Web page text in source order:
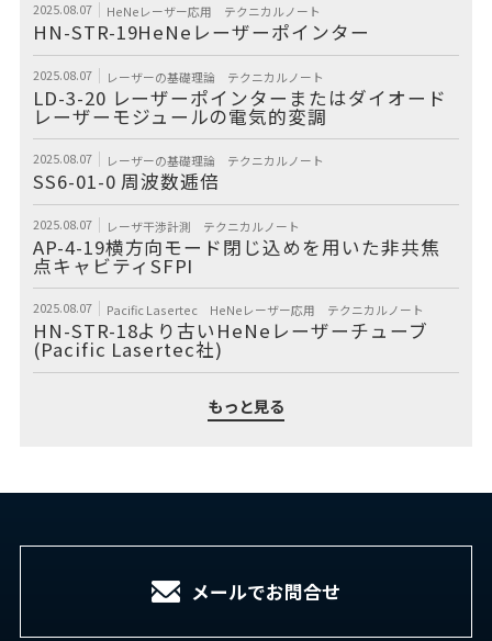
2025.08.07 HeNeレーザー応用 テクニカルノート
HN-STR-19HeNeレーザーポインター
2025.08.07 レーザーの基礎理論 テクニカルノート
LD-3-20 レーザーポインターまたはダイオード
レーザーモジュールの電気的変調
2025.08.07 レーザーの基礎理論 テクニカルノート
SS6-01-0 周波数逓倍
2025.08.07 レーザ干渉計測 テクニカルノート
AP-4-19横方向モード閉じ込めを用いた非共焦
点キャビティSFPI
2025.08.07 Pacific Lasertec HeNeレーザー応用 テクニカルノート
HN-STR-18より古いHeNeレーザーチューブ
(Pacific Lasertec社)
もっと見る
メールでお問合せ